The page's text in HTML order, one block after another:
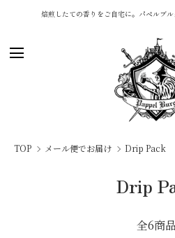
焙煎したての香りをご自宅に。パペルブル
TOP メール便でお届け Drip Pack
Drip
全6商品